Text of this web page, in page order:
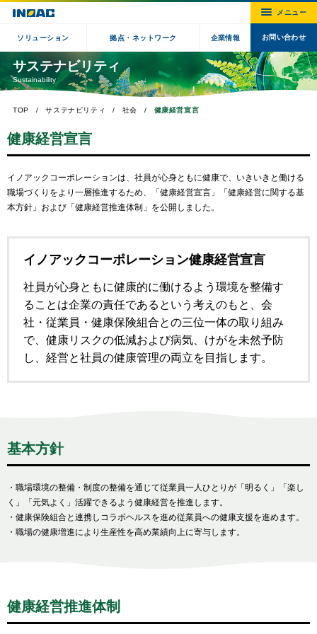
ソリューション 拠点・ネットワーク 企業情報 お問い合わせ
サステナビリティ
Sustainability
TOP サステナビリティ 社会 健康経営宣言
健康経営宣言
イノアックコーポレーションは、社員が心身ともに健康で、いきいきと働ける
職場づくりをより一層推進するため、「健康経営宣言」「健康経営に関する基
本方針」および「健康経営推進体制」を公開しました。
イノアックコーポレーション健康経営宣言
社員が心身ともに健康的に働けるよう環境を整備す
ることは企業の責任であるという考えのもと、会
社・従業員・健康保険組合との三位一体の取り組み
で、健康リスクの低減および病気、けがを未然予防
し、経営と社員の健康管理の両立を目指します。
基本方針
・職場環境の整備・制度の整備を通じて従業員一人ひとりが「明るく」「楽し
く」「元気よく」活躍できるよう健康経営を推進します。
・健康保険組合と連携しコラボヘルスを進め従業員への健康支援を進めます。
・職場の健康増進により生産性を高め業績向上に寄与します。
健康経営推進体制